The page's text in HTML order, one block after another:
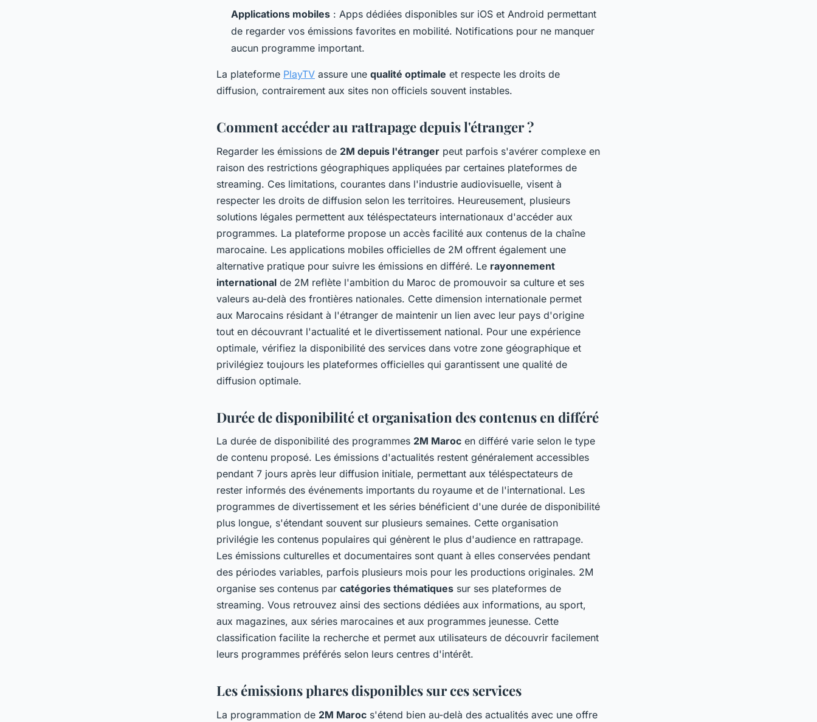
Applications mobiles : Apps dédiées disponibles sur iOS et Android permettant
de regarder vos émissions favorites en mobilité. Notifications pour ne manquer
aucun programme important.
La plateforme PlayTV assure une qualité optimale et respecte les droits de
diffusion, contrairement aux sites non officiels souvent instables.
Comment accéder au rattrapage depuis l'étranger ?
Regarder les émissions de 2M depuis l'étranger peut parfois s'avérer complexe en
raison des restrictions géographiques appliquées par certaines plateformes de
streaming. Ces limitations, courantes dans l'industrie audiovisuelle, visent à
respecter les droits de diffusion selon les territoires. Heureusement, plusieurs
solutions légales permettent aux téléspectateurs internationaux d'accéder aux
programmes. La plateforme propose un accès facilité aux contenus de la chaîne
marocaine. Les applications mobiles officielles de 2M offrent également une
alternative pratique pour suivre les émissions en différé. Le rayonnement
international de 2M reflète l'ambition du Maroc de promouvoir sa culture et ses
valeurs au-delà des frontières nationales. Cette dimension internationale permet
aux Marocains résidant à l'étranger de maintenir un lien avec leur pays d'origine
tout en découvrant l'actualité et le divertissement national. Pour une expérience
optimale, vérifiez la disponibilité des services dans votre zone géographique et
privilégiez toujours les plateformes officielles qui garantissent une qualité de
diffusion optimale.
Durée de disponibilité et organisation des contenus en différé
La durée de disponibilité des programmes 2M Maroc en différé varie selon le type
de contenu proposé. Les émissions d'actualités restent généralement accessibles
pendant 7 jours après leur diffusion initiale, permettant aux téléspectateurs de
rester informés des événements importants du royaume et de l'international. Les
programmes de divertissement et les séries bénéficient d'une durée de disponibilité
plus longue, s'étendant souvent sur plusieurs semaines. Cette organisation
privilégie les contenus populaires qui génèrent le plus d'audience en rattrapage.
Les émissions culturelles et documentaires sont quant à elles conservées pendant
des périodes variables, parfois plusieurs mois pour les productions originales. 2M
organise ses contenus par catégories thématiques sur ses plateformes de
streaming. Vous retrouvez ainsi des sections dédiées aux informations, au sport,
aux magazines, aux séries marocaines et aux programmes jeunesse. Cette
classification facilite la recherche et permet aux utilisateurs de découvrir facilement
leurs programmes préférés selon leurs centres d'intérêt.
Les émissions phares disponibles sur ces services
La programmation de 2M Maroc s'étend bien au-delà des actualités avec une offre